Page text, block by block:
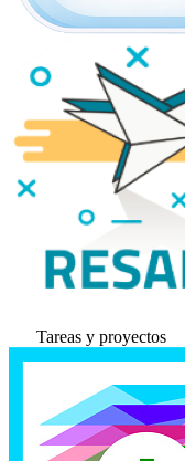
Tareas y proyectos